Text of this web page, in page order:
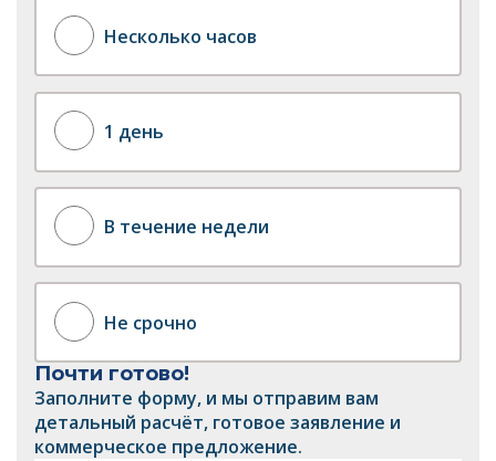
Несколько часов
1 день
В течение недели
Не срочно
Почти готово!
Заполните форму, и мы отправим вам
детальный расчёт, готовое заявление и
коммерческое предложение.